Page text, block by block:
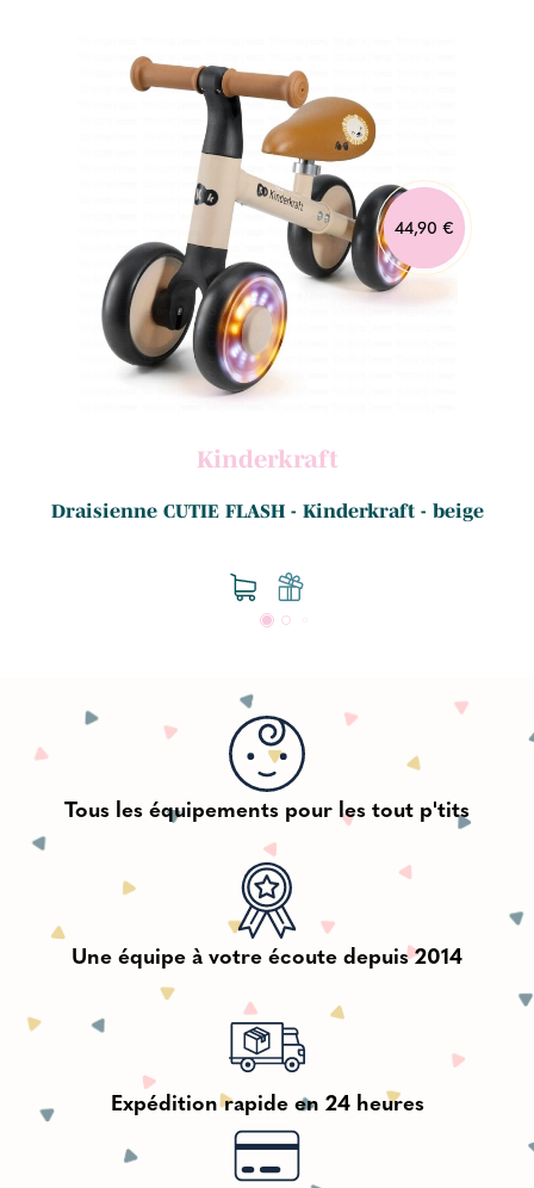
44,90 €
Kinderkraft
Draisienne CUTIE FLASH - Kinderkraft - beige
Tous les équipements pour les tout p'tits
Une équipe à votre écoute depuis 2014
Expédition rapide en 24 heures